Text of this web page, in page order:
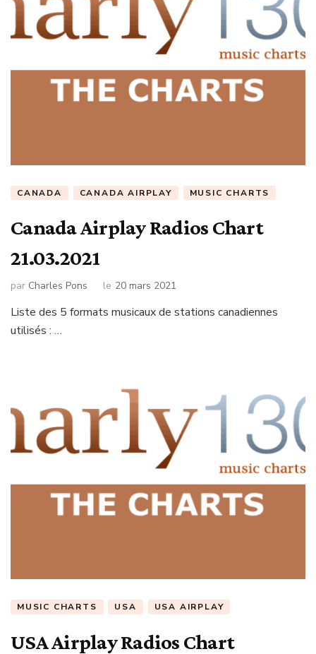
CANADA CANADA AIRPLAY MUSIC CHARTS
Canada Airplay Radios Chart
21.03.2021
par Charles Pons le 20 mars 2021
Liste des 5 formats musicaux de stations canadiennes
utilisés : …
MUSIC CHARTS USA USA AIRPLAY
USA Airplay Radios Chart